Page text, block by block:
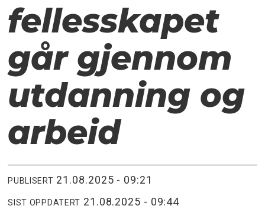
fellesskapet
går gjennom
utdanning og
arbeid
PUBLISERT 21.08.2025 - 09:21
SIST OPPDATERT 21.08.2025 - 09:44